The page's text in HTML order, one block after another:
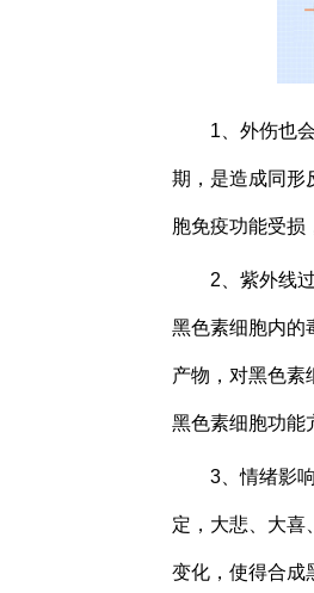
1、外伤也会
期，是造成同形
胞免疫功能受损
2、紫外线过
黑色素细胞内的
产物，对黑色素
黑色素细胞功能
3、情绪影响
定，大悲、大喜
变化，使得合成